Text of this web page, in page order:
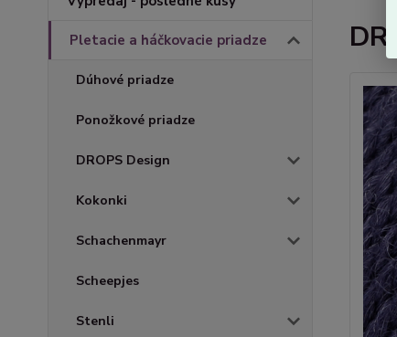
Pletacie a háčkovacie priadze
Dúhové priadze
Ponožkové priadze
DROPS Design
Kokonki
Schachenmayr
Scheepjes
Stenli